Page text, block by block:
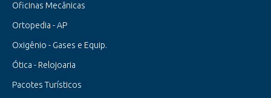
Oficinas Mecânicas
Ortopedia - AP
Oxigênio - Gases e Equip.
Ótica - Relojoaria
Pacotes Turísticos